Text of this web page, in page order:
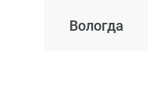
Вологда